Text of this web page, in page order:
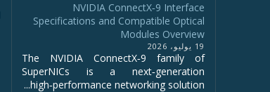
NVIDIA ConnectX‑9 Interface
Specifications and Compatible Optical
Modules Overview
19 يوليو، 2026
The NVIDIA ConnectX‑9 family of
SuperNICs is a next‑generation
high‑performance networking solution...